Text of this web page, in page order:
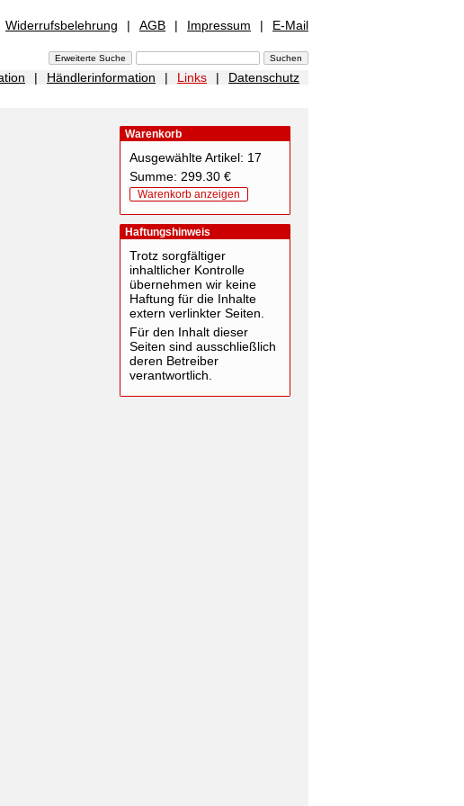
Widerrufsbelehrung | AGB | Impressum | E-Mail
| Händlerinformation | Links |
Datenschutz
Warenkorb
Ausgewählte Artikel: 17
Summe: 299.30 €
Warenkorb anzeigen
Haftungshinweis
Trotz sorgfältiger
inhaltlicher Kontrolle
übernehmen wir keine
Haftung für die Inhalte
extern verlinkter Seiten.
Für den Inhalt dieser
Seiten sind ausschließlich
deren Betreiber
verantwortlich.